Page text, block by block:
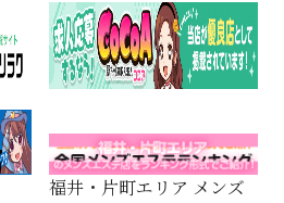
福井・片町エリア メンズ